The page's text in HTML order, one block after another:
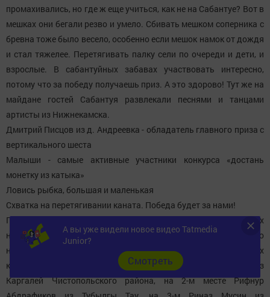
промахивались, но где ж еще учиться, как не на Сабантуе? Вот в
мешках они бегали резво и умело. Сбивать мешком соперника с
бревна тоже было весело, особенно если мешок намок от дождя
и стал тяжелее. Перетягивать палку сели по очереди и дети, и
взрослые. В сабантуйных забавах участвовать интересно,
потому что за победу получаешь приз. А это здорово! Тут же на
майдане гостей Сабантуя развлекали песнями и танцами
артисты из Нижнекамска.
Дмитрий Писцов из д. Андреевка - обладатель главного приза с
вертикального шеста
Малыши - самые активные участники конкурса «достань
монетку из катыка»
Ловись рыбка, большая и маленькая
Схватка на перетягивании каната. Победа будет за нами!
Параллельно с играми и аттракционами на борцовских коврах
начались жаркие, не смотря на дождь, схватки по
национальной борьбе. Дети боролись в шести весовых
категориях. В весе до 35 кг 1 место занял Рушан Билалов из
Каргалей Чистопольского района, на 2-м месте Рифнур
А вы уже видели новое видео Tatmedia
Junior?
Cмотреть